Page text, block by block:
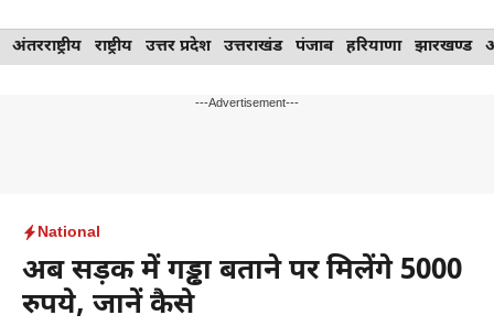
Skip
to
अंतरराष्ट्रीय राष्ट्रीय उत्तर प्रदेश उत्तराखंड पंजाब हरियाणा झारखण्ड
---Advertisement---
National
अब सड़क में गड्ढा बताने पर मिलेंगे 5000
रुपये, जानें कैसे